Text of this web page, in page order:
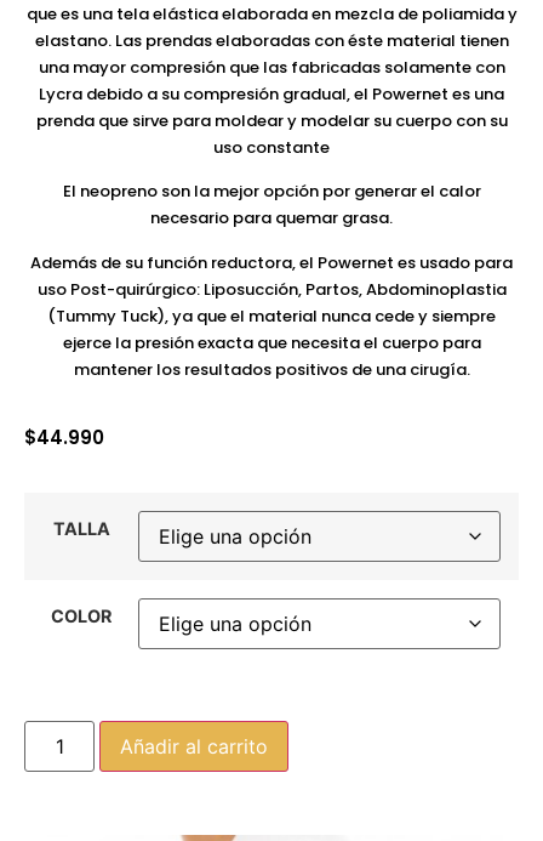
que es una tela elástica elaborada en mezcla de poliamida y
elastano. Las prendas elaboradas con éste material tienen
una mayor compresión que las fabricadas solamente con
Lycra debido a su compresión gradual, el Powernet es una
prenda que sirve para moldear y modelar su cuerpo con su
uso constante
El neopreno son la mejor opción por generar el calor
necesario para quemar grasa.
Además de su función reductora, el Powernet es usado para
uso Post-quirúrgico: Liposucción, Partos, Abdominoplastia
(Tummy Tuck), ya que el material nunca cede y siempre
ejerce la presión exacta que necesita el cuerpo para
mantener los resultados positivos de una cirugía.
$44.990
TALLA
COLOR
Añadir al carrito